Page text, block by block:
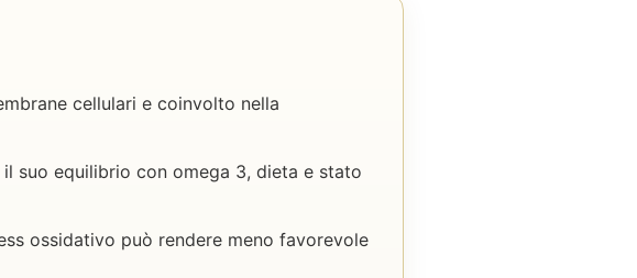
cellulari e coinvolto nella
suo equilibrio con omega 3, dieta e stato
ossidativo può rendere meno favorevole